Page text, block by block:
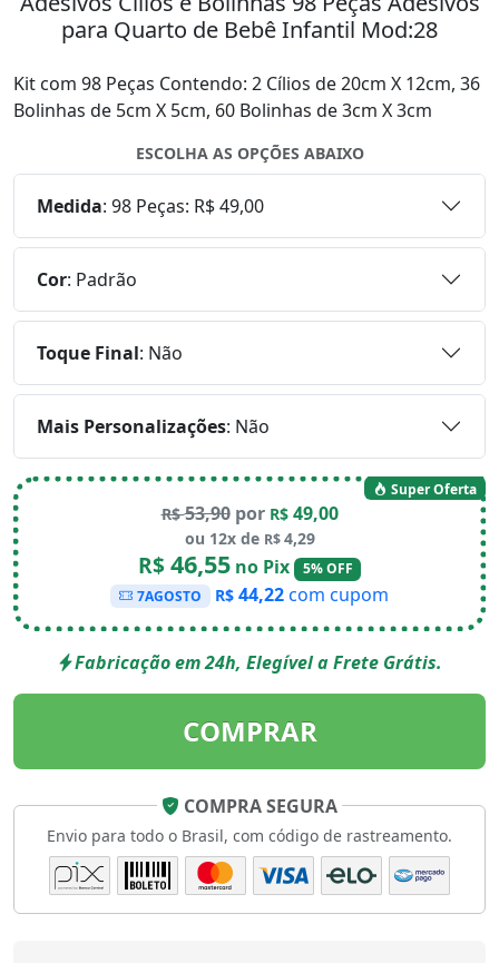
para Quarto de Bebê Infantil Mod:28
Kit com 98 Peças Contendo: 2 Cílios de 20cm X 12cm, 36
Bolinhas de 5cm X 5cm, 60 Bolinhas de 3cm X 3cm
ESCOLHA AS OPÇÕES ABAIXO
Medida: 98 Peças: R$ 49,00
Cor: Padrão
Toque Final: Não
Mais Personalizações: Não
Super Oferta
R$53,90por R$ 49,00
ou 12x de R$4,29
R$46,55no Pix
5% OFF
7AGOSTO
R$ 44,22com cupom
Fabricação em 24h, Elegível a Frete Grátis.
COMPRAR
COMPRA SEGURA
Envio para todo o Brasil, com código de rastreamento.